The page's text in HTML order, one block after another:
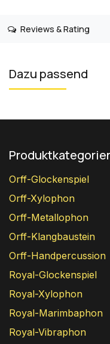
Reviews & Rating
Dazu passend
Orff-Glockenspiel
Orff-Xylophon
Orff-Metallophon
Orff-Klangbaustein
Orff-Handpercussion
Royal-Glockenspiel
Royal-Xylophon
Royal-Marimbaphon
Royal-Vibraphon